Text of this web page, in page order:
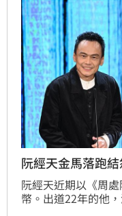
阮經天金馬落跑
阮經天近期以《周
幣。出道22年的他